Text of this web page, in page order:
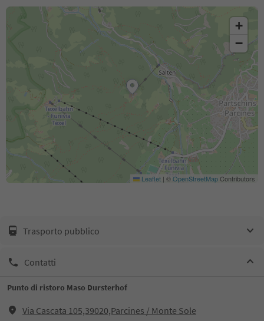
+
−
Leaflet | ©OpenStreetMapContributors
Trasporto pubblico
Contatti
Punto di ristoro Maso Dursterhof
Via Cascata 105,39020,Parcines / Monte Sole